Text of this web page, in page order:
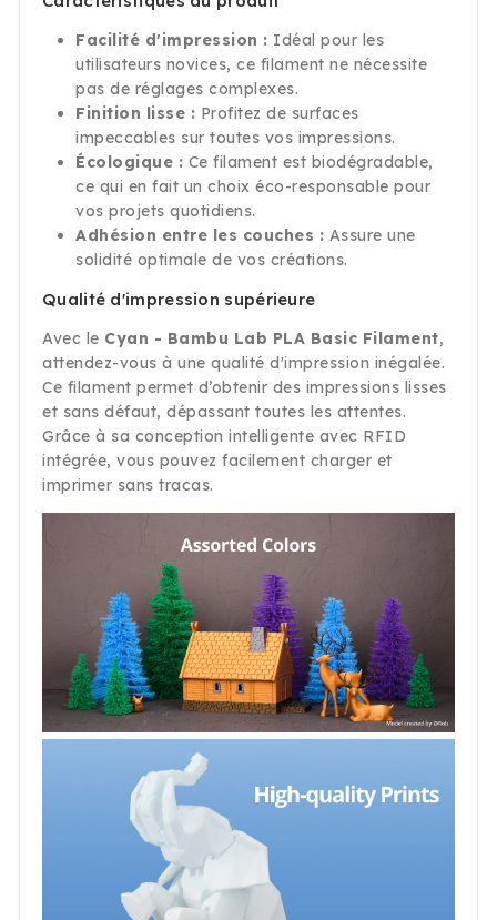
Facilité d'impression : Idéal pour les
utilisateurs novices, ce filament ne nécessite
pas de réglages complexes.
Finition lisse : Profitez de surfaces
impeccables sur toutes vos impressions.
Écologique : Ce filament est biodégradable,
ce qui en fait un choix éco-responsable pour
vos projets quotidiens.
Adhésion entre les couches : Assure une
solidité optimale de vos créations.
Qualité d'impression supérieure
Avec le Cyan - Bambu Lab PLA Basic Filament,
attendez-vous à une qualité d'impression inégalée.
Ce filament permet d’obtenir des impressions lisses
et sans défaut, dépassant toutes les attentes.
Grâce à sa conception intelligente avec RFID
intégrée, vous pouvez facilement charger et
imprimer sans tracas.